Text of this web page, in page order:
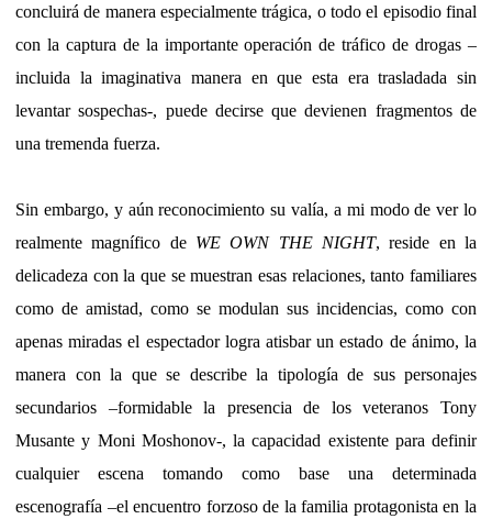
concluirá de manera especialmente trágica, o todo el episodio final
con la captura de la importante operación de tráfico de drogas –
incluida la imaginativa manera en que esta era trasladada sin
levantar sospechas-, puede decirse que devienen fragmentos de
una tremenda fuerza.
Sin embargo, y aún reconocimiento su valía, a mi modo de ver lo
realmente magnífico de WE OWN THE NIGHT, reside en la
delicadeza con la que se muestran esas relaciones, tanto familiares
como de amistad, como se modulan sus incidencias, como con
apenas miradas el espectador logra atisbar un estado de ánimo, la
manera con la que se describe la tipología de sus personajes
secundarios –formidable la presencia de los veteranos Tony
Musante y Moni Moshonov-, la capacidad existente para definir
cualquier escena tomando como base una determinada
escenografía –el encuentro forzoso de la familia protagonista en la